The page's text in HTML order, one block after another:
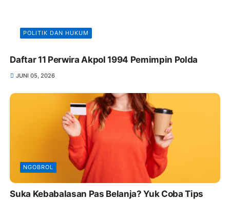
POLITIK DAN HUKUM
Daftar 11 Perwira Akpol 1994 Pemimpin Polda
JUNI 05, 2026
NGOBROL
Suka Kebabalasan Pas Belanja? Yuk Coba Tips